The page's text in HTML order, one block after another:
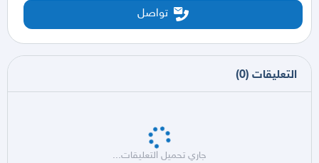
تواصل
التعليقات (
0
)
جاري تحميل التعليقات...